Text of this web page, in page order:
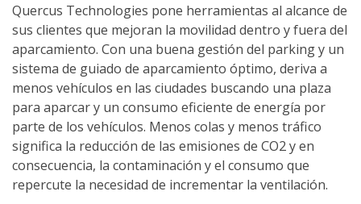
Quercus Technologies pone herramientas al alcance de
sus clientes que mejoran la movilidad dentro y fuera del
aparcamiento. Con una buena gestión del parking y un
sistema de guiado de aparcamiento óptimo, deriva a
menos vehículos en las ciudades buscando una plaza
para aparcar y un consumo eficiente de energía por
parte de los vehículos. Menos colas y menos tráfico
significa la reducción de las emisiones de CO2 y en
consecuencia, la contaminación y el consumo que
repercute la necesidad de incrementar la ventilación.